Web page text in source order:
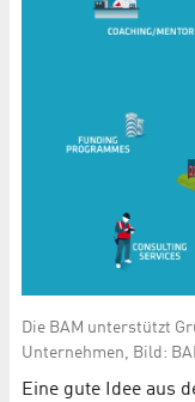
Die BAM unterstützt
Unternehmen, Bild:
Eine gute Idee aus